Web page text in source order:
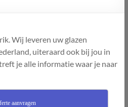
Wij leveren uw glazen
uiteraard ook bij jou in
je alle informatie waar je naar
aanvragen